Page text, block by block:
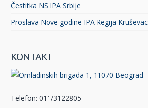
Čestitka NS IPA Srbije
Proslava Nove godine IPA Regija Kruševac
KONTAKT
Telefon: 011/3122805